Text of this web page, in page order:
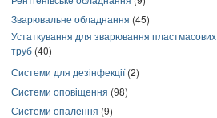
Зварювальне обладнання (45)
Устаткування для зварювання пластмасових
труб (40)
Системи для дезінфекції(2)
Системи оповіщення (98)
Системи опалення (9)